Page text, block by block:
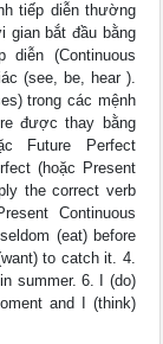
tiếp diễn thường
bắt đầu bằng
(Continuous
(see, be, hear ).
trong các mệnh
được thay bằng
Future Perfect
(hoặc Present
the correct verb
Continuous
(eat) before
to catch it. 4.
summer. 6. I (do)
and I (think)